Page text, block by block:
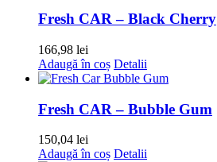
Fresh CAR – Black Cherry
166,98 lei
Adaugă în coș Detalii
Fresh CAR – Bubble Gum
150,04 lei
Adaugă în coș Detalii